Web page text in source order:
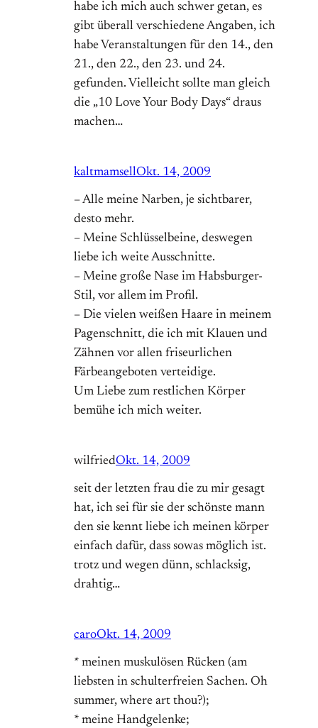
habe ich mich auch schwer getan, es
gibt überall verschiedene Angaben, ich
habe Veranstaltungen für den 14., den
21., den 22., den 23. und 24.
gefunden. Vielleicht sollte man gleich
die „10 Love Your Body Days“ draus
machen…
kaltmamsellOkt. 14, 2009
– Alle meine Narben, je sichtbarer,
desto mehr.
– Meine Schlüsselbeine, deswegen
liebe ich weite Ausschnitte.
– Meine große Nase im Habsburger-
Stil, vor allem im Profil.
– Die vielen weißen Haare in meinem
Pagenschnitt, die ich mit Klauen und
Zähnen vor allen friseurlichen
Färbeangeboten verteidige.
Um Liebe zum restlichen Körper
bemühe ich mich weiter.
wilfriedOkt. 14, 2009
seit der letzten frau die zu mir gesagt
hat, ich sei für sie der schönste mann
den sie kennt liebe ich meinen körper
einfach dafür, dass sowas möglich ist.
trotz und wegen dünn, schlacksig,
drahtig…
caroOkt. 14, 2009
* meinen muskulösen Rücken (am
liebsten in schulterfreien Sachen. Oh
summer, where art thou?);
* meine Handgelenke;